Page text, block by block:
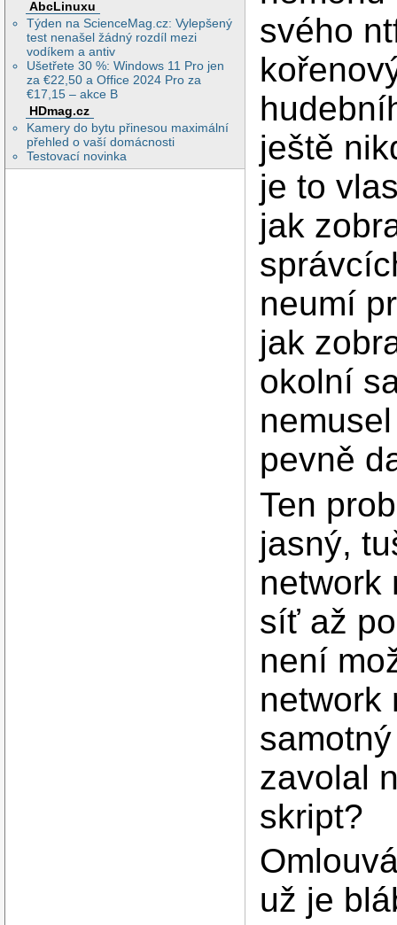
AbcLinuxu
Týden na ScienceMag.cz: Vylepšený
test nenašel žádný rozdíl mezi
vodíkem a antiv
Ušetřete 30 %: Windows 11 Pro jen
za €22,50 a Office 2024 Pro za
€17,15 – akce B
HDmag.cz
Kamery do bytu přinesou maximální
přehled o vaší domácnosti
Testovací novinka
svého
ještě
je to
jak
neumí
jak
okolní
pevně
Ten
jasný,
network
síť až
není
network
zavolal
skript?
už je